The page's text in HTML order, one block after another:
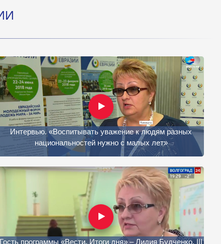
Интервью. «Воспитывать уважение к людям разных
национальностей нужно с малых лет»
Гость программы «Вести. Итоги дня» – Лидия Будченко. III